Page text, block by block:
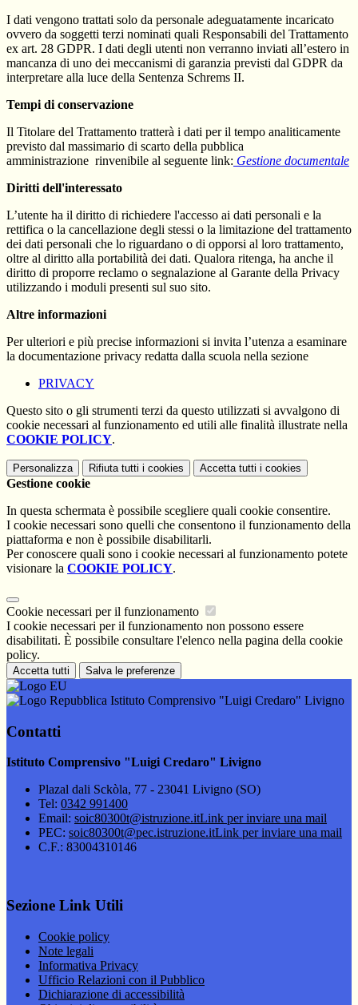
I dati vengono trattati solo da personale adeguatamente incaricato
ovvero da soggetti terzi nominati quali Responsabili del Trattamento
ex art. 28 GDPR. I dati degli utenti non verranno inviati all’estero in
mancanza di uno dei meccanismi di garanzia previsti dal GDPR da
interpretare alla luce della Sentenza Schrems II.
Tempi di conservazione
Il Titolare del Trattamento tratterà i dati per il tempo analiticamente
previsto dal massimario di scarto della pubblica
amministrazione rinvenibile al seguente link: Gestione documentale
Diritti dell'interessato
L’utente ha il diritto di richiedere l'accesso ai dati personali e la
rettifica o la cancellazione degli stessi o la limitazione del trattamento
dei dati personali che lo riguardano o di opporsi al loro trattamento,
oltre al diritto alla portabilità dei dati. Qualora ritenga, ha anche il
diritto di proporre reclamo o segnalazione al Garante della Privacy
utilizzando i moduli presenti sul suo sito.
Altre informazioni
Per ulteriori e più precise informazioni si invita l’utenza a esaminare
la documentazione privacy redatta dalla scuola nella sezione
PRIVACY
Questo sito o gli strumenti terzi da questo utilizzati si avvalgono di
cookie necessari al funzionamento ed utili alle finalità illustrate nella
COOKIE POLICY.
Personalizza Rifiuta tutti i cookies Accetta tutti i cookies
Gestione cookie
In questa schermata è possibile scegliere quali cookie consentire.
I cookie necessari sono quelli che consentono il funzionamento della
piattaforma e non è possibile disabilitarli.
Per conoscere quali sono i cookie necessari al funzionamento potete
visionare la COOKIE POLICY.
Cookie necessari per il funzionamento
I cookie necessari per il funzionamento non possono essere
disabilitati. È possibile consultare l'elenco nella pagina della cookie
policy.
Accetta tutti Salva le preferenze
Istituto Comprensivo "Luigi Credaro" Livigno
Contatti
Istituto Comprensivo "Luigi Credaro" Livigno
Plazal dali Sckòla, 77 - 23041 Livigno (SO)
Tel: 0342 991400
Email: soic80300t@istruzione.itLink per inviare una mail
PEC: soic80300t@pec.istruzione.itLink per inviare una mail
C.F.: 83004310146
Sezione Link Utili
Cookie policy
Note legali
Informativa Privacy
Ufficio Relazioni con il Pubblico
Dichiarazione di accessibilità